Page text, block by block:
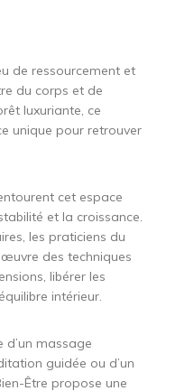
de ressourcement et
du corps et de
luxuriante, ce
unique pour retrouver
cet espace
et la croissance.
les praticiens du
des techniques
libérer les
intérieur.
d’un massage
guidée ou d’un
Être propose une